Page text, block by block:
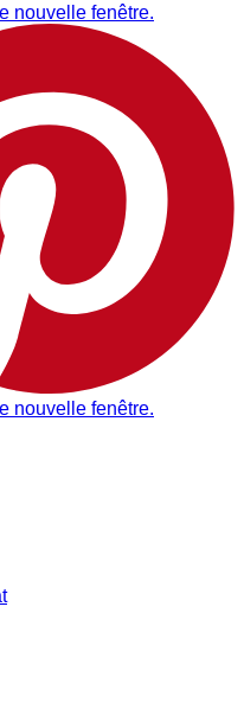
nouvelle fenêtre.
nouvelle fenêtre.